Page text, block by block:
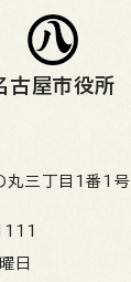
古屋市役所
丸三丁目1番1号
日